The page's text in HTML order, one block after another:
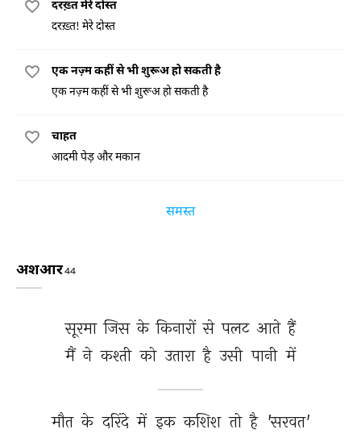
दरख़्त मेरे दोस्त
दरख़्त! मेरे दोस्त
एक नज़्म कहीं से भी शुरूअ हो सकती है
एक नज़्म कहीं से भी शुरूअ हो सकती है
चाहत
आदमी पेड़ और मकान
समस्त
अशआर44
सूरमा जिस के किनारों से पलट आते हैं
मैं ने कश्ती को उतारा है उसी पानी में
मौत के दरिंदे में इक कशिश तो है 'सरवत'